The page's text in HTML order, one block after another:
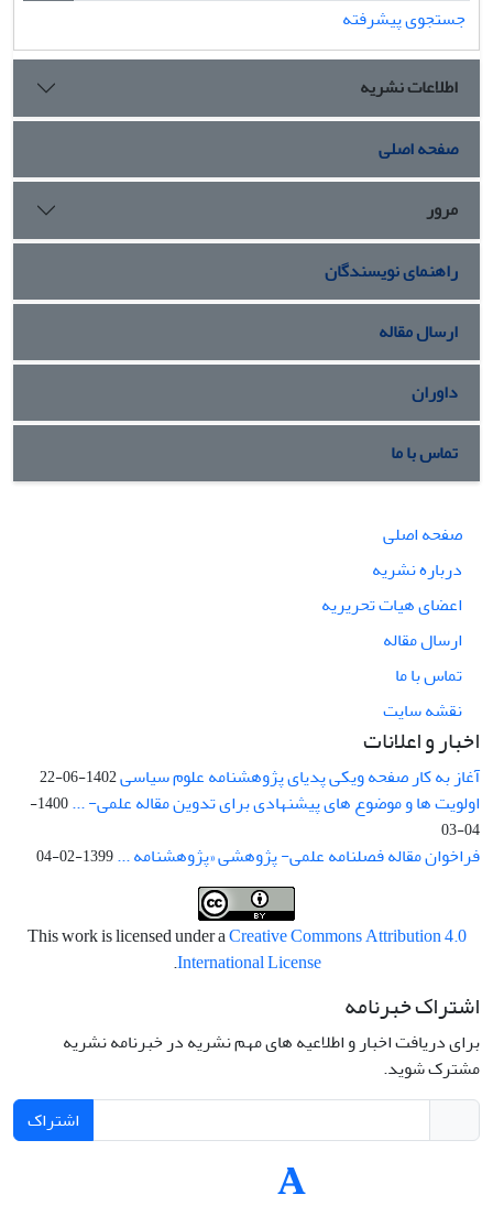
جستجوی پیشرفته
اطلاعات نشریه
صفحه اصلی
مرور
راهنمای نویسندگان
ارسال مقاله
داوران
تماس با ما
صفحه اصلی
درباره نشریه
اعضای هیات تحریریه
ارسال مقاله
تماس با ما
نقشه سایت
اخبار و اعلانات
آغاز به کار صفحه ویکی پدیای پژوهشنامه علوم سیاسی1402-06-22
اولویت ها و موضوع های پیشنهادی برای تدوین مقاله علمی- ...
1400-
04-03
فراخوان مقاله فصلنامه علمی- پژوهشی «پژوهشنامه ...1399-02-04
This work is licensed under aCreative Commons Attribution 4.0
International License
.
اشتراک خبرنامه
برای دریافت اخبار و اطلاعیه های مهم نشریه در خبرنامه نشریه
مشترک شوید.
اشتراک